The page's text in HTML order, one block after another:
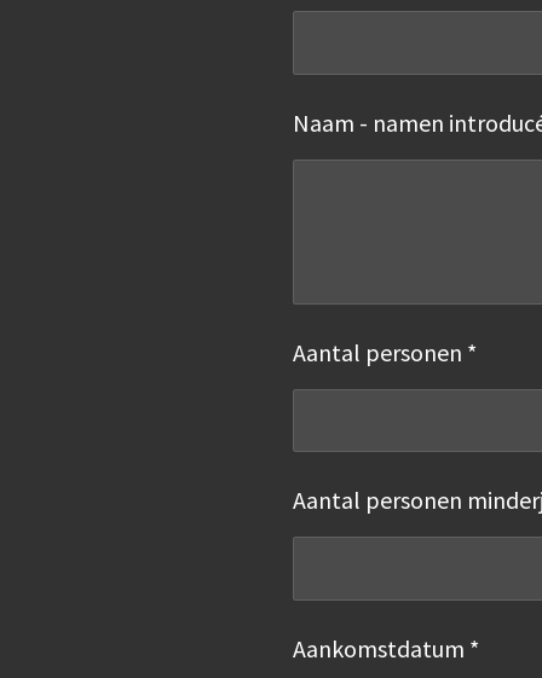
Naam - namen
Aantal personen *
Aantal personen
Aankomstdatum *